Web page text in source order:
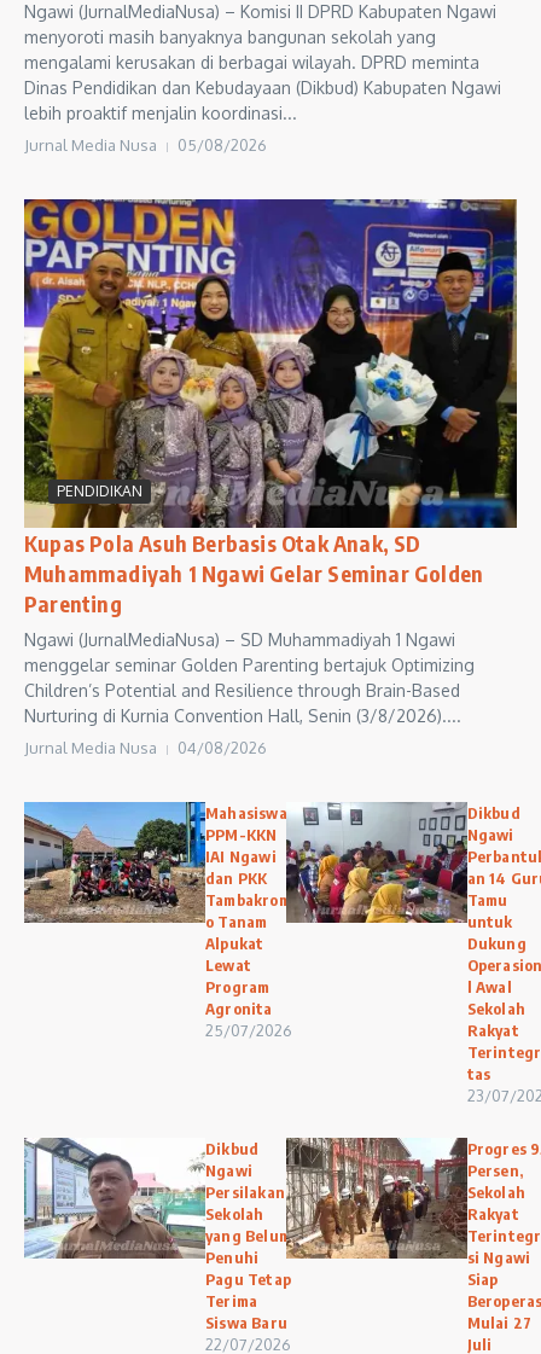
Ngawi (JurnalMediaNusa) – Komisi II DPRD Kabupaten Ngawi
menyoroti masih banyaknya bangunan sekolah yang
mengalami kerusakan di berbagai wilayah. DPRD meminta
Dinas Pendidikan dan Kebudayaan (Dikbud) Kabupaten Ngawi
lebih proaktif menjalin koordinasi...
Jurnal Media Nusa 05/08/2026
PENDIDIKAN
Kupas Pola Asuh Berbasis Otak Anak, SD
Muhammadiyah 1 Ngawi Gelar Seminar Golden
Parenting
Ngawi (JurnalMediaNusa) – SD Muhammadiyah 1 Ngawi
menggelar seminar Golden Parenting bertajuk Optimizing
Children’s Potential and Resilience through Brain-Based
Nurturing di Kurnia Convention Hall, Senin (3/8/2026)....
Jurnal Media Nusa 04/08/2026
Mahasiswa
PPM-KKN
IAI Ngawi
dan PKK
Tambakrom
o Tanam
Alpukat
Lewat
Program
Agronita
25/07/2026
Dikbud
Ngawi
an 14
Tamu
untuk
Dukung
l Awal
Sekolah
Rakyat
tas
23/07/
Dikbud
Ngawi
Persilakan
Sekolah
yang Belum
Penuhi
Pagu Tetap
Terima
Siswa Baru
22/07/2026
Progres
Persen,
Sekolah
Rakyat
si Ngawi
Siap
Mulai 27
Juli